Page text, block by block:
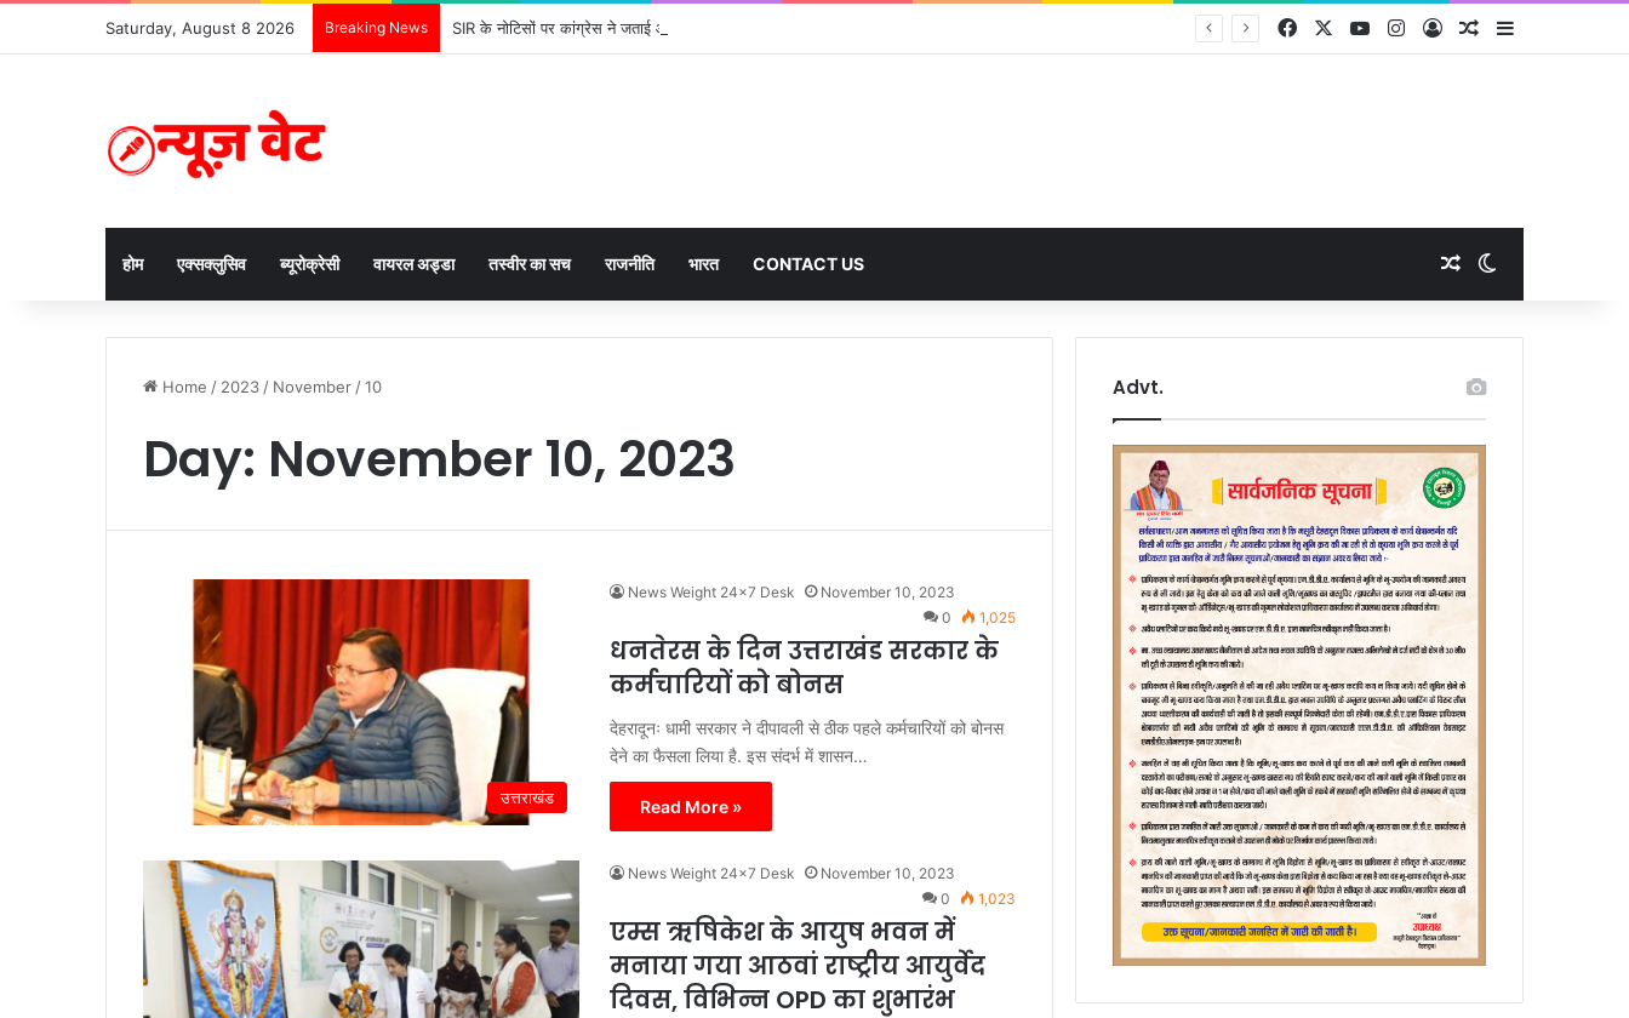
Saturday, August 8 2026 Breaking News SIR के नोटिसों पर कांग्रेस ने जताई आपत्ति, मतदाताओं को किया जा रहा परेशान: बोले राष्ट्रीय प्रवक्ता आलोक शर्मा Facebook YouTubeInstagram
Log InRandom Article
होम एक्सक्लुसिव ब्यूरोक्रेसी वायरल अड्डा तस्वीर का सच राजनीति भारत CONTACT US Random Article
Home / 2023 / November /10
Day: November 10, 2023
उत्तराखंड
News Weight 24x7 Desk
November 10, 2023
0
1,025
धनतेरस के दिन उत्तराखंड सरकार के
कर्मचारियों को बोनस
देहरादूनः धामी सरकार ने दीपावली से ठीक पहले कर्मचारियों को बोनस
देने का फैसला लिया है. इस संदर्भ में शासन…
Read More »
News Weight 24x7 Desk
November 10, 2023
0
1,023
एम्स ऋषिकेश के आयुष भवन में
मनाया गया आठवां राष्ट्रीय आयुर्वेद
दिवस, विभिन्न OPD का शुभारंभ
Advt.